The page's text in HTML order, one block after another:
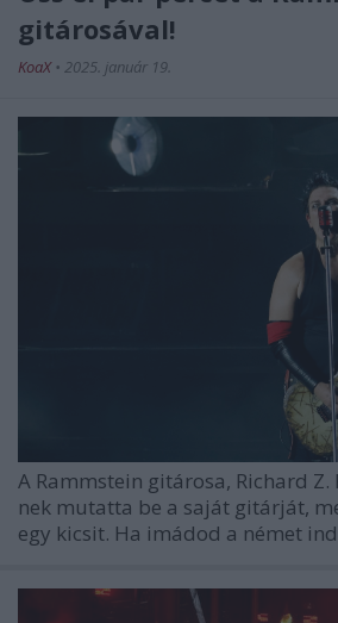
gitárosával!
KoaX • 2025. január 19.
A Rammstein gitárosa, Richard Z.
nek mutatta be a saját gitárját,
egy kicsit. Ha imádod a német